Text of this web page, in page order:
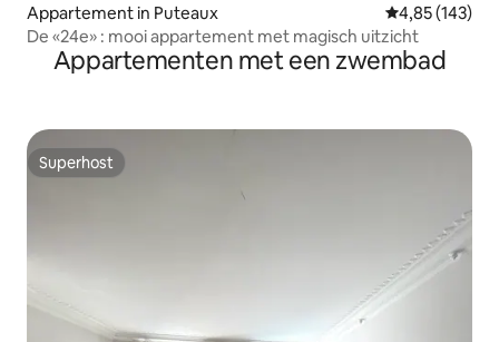
Appartement in Puteaux Gemiddelde
4,85 (143)
De «24e» : mooi appartement met magisch uitzicht
Appartementen met een zwembad
Superhost
Superhost